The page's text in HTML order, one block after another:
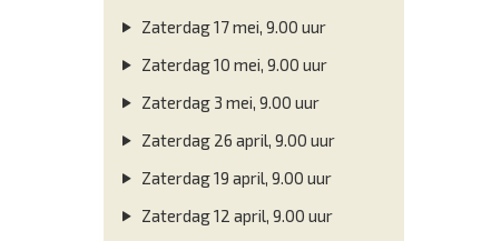
Zaterdag 17 mei, 9.00 uur
Zaterdag 10 mei, 9.00 uur
Zaterdag 3 mei, 9.00 uur
Zaterdag 26 april, 9.00 uur
Zaterdag 19 april, 9.00 uur
Zaterdag 12 april, 9.00 uur